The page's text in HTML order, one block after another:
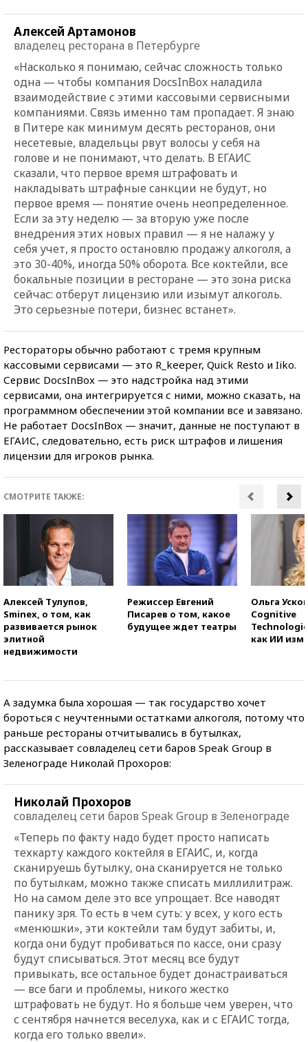
Алексей Артамонов
владелец ресторана в Петербурге
«Насколько я понимаю, сейчас сложность только
одна — чтобы компания DocsInBox наладила
взаимодействие с этими кассовыми сервисными
компаниями. Связь именно там пропадает. Я знаю
в Питере как минимум десять ресторанов, они
несетевые, владельцы рвут волосы у себя на
голове и не понимают, что делать. В ЕГАИС
сказали, что первое время штрафовать и
накладывать штрафные санкции не будут, но
первое время — понятие очень неопределенное.
Если за эту неделю — за вторую уже после
внедрения этих новых правил — я не налажу у
себя учет, я просто остановлю продажу алкоголя, а
это 30-40%, иногда 50% оборота. Все коктейли, все
бокальные позиции в ресторане — это зона риска
сейчас: отберут лицензию или изымут алкоголь.
Это серьезные потери, бизнес встанет».
Рестораторы обычно работают с тремя крупным
кассовыми сервисами — это R_keeper, Quick Resto и Iiko.
Сервис DocsInBox — это надстройка над этими
сервисами, она интегрируется с ними, можно сказать, на
программном обеспечении этой компании все и завязано.
Не работает DocsInBox — значит, данные не поступают в
ЕГАИС, следовательно, есть риск штрафов и лишения
лицензии для игроков рынка.
СМОТРИТЕ ТАКЖЕ:
Алексей Тулупов,
Sminex, о том, как
развивается рынок
элитной
недвижимости
Режиссер Евгений
Писарев о том, какое
будущее ждет театры
Ольга
Cognitive
как ИИ
А задумка была хорошая — так государство хочет
бороться с неучтенными остатками алкоголя, потому что
раньше рестораны отчитывались в бутылках,
рассказывает совладелец сети баров Speak Group в
Зеленограде Николай Прохоров:
Николай Прохоров
совладелец сети баров Speak Group в Зеленограде
«Теперь по факту надо будет просто написать
техкарту каждого коктейля в ЕГАИС, и, когда
сканируешь бутылку, она сканируется не только
по бутылкам, можно также списать миллилитраж.
Но на самом деле это все упрощает. Все наводят
панику зря. То есть в чем суть: у всех, у кого есть
«менюшки», эти коктейли там будут забиты, и,
когда они будут пробиваться по кассе, они сразу
будут списываться. Этот месяц все будут
привыкать, все остальное будет донастраиваться
— все баги и проблемы, никого жестко
штрафовать не будут. Но я больше чем уверен, что
с сентября начнется веселуха, как и с ЕГАИС тогда,
когда его только ввели».